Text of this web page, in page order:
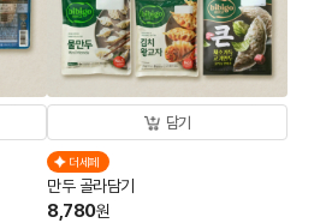
담기
더세페
만두 골라담기
8,780원